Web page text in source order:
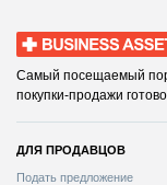
Business Asset
Самый посещаемый
покупки-продажи
ДЛЯ ПРОДАВЦОВ